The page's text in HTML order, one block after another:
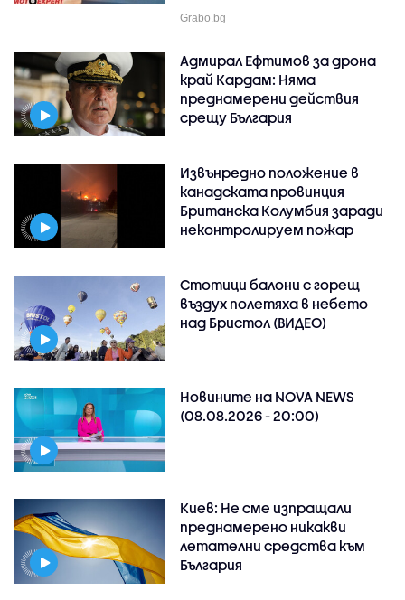
Grabo.bg
Адмирал Ефтимов за дрона
край Кардам: Няма
преднамерени действия
срещу България
Извънредно положение в
канадската провинция
Британска Колумбия заради
неконтролируем пожар
Стотици балони с горещ
въздух полетяха в небето
над Бристол (ВИДЕО)
Новините на NOVA NEWS
(08.08.2026 - 20:00)
Киев: Не сме изпращали
преднамерено никакви
летателни средства към
България